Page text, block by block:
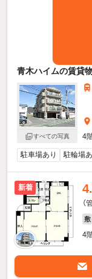
青木ハイムの賃貸
すべての写真
4
駐車場あり 駐輪場
新着
（
敷
4